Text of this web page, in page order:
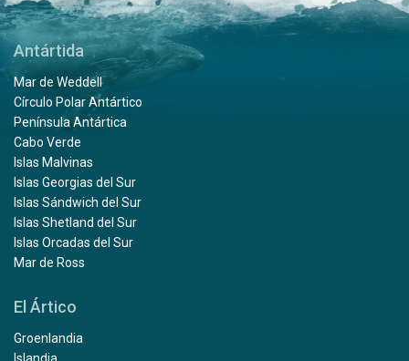
Antártida
Mar de Weddell
Círculo Polar Antártico
Península Antártica
Cabo Verde
Islas Malvinas
Islas Georgias del Sur
Islas Sándwich del Sur
Islas Shetland del Sur
Islas Orcadas del Sur
Mar de Ross
El Ártico
Groenlandia